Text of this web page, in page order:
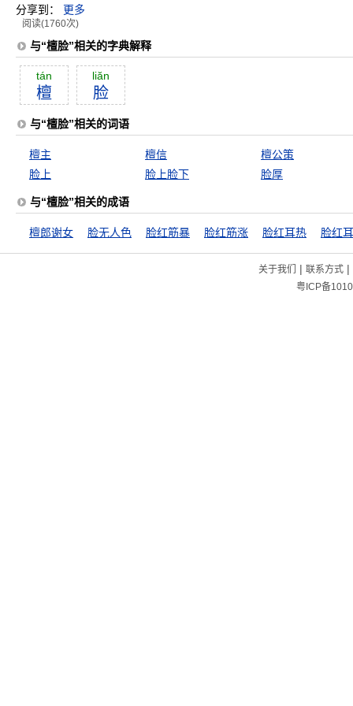
分享到： 更多
阅读(1760次)
与“檀脸”相关的字典解释
tán
檀
liăn
脸
与“檀脸”相关的词语
檀主 檀信
檀公策
脸上
脸上脸下 脸厚
与“檀脸”相关的成语
檀郎谢女 脸无人色 脸红筋暴 脸红筋涨 脸红耳热 脸红
关于我们 | 联系方式|
粤ICP备